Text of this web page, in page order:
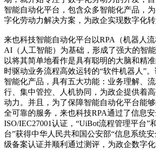
智能自动化平台，包含众多智能化产品，
字化劳动力解决方案，为政企实现数字化转
来也科技智能自动化平台以RPA（机器人
AI（人工智能）为基础，形成了强大的智
以将其简单地看作是具有聪明的大脑和精
时驱动业务流程高效运转的“软件机器人”
智能化产品，具有五大功能：业务理解、
行、集中管控、人机协同，为政企提供着
动力。并且，为了保障智能自动化平台能
全可靠的服务，来也科技RPA通过了信息
ISO/IEC27001认证，“UiBot流程管理平台”
台”获得中华人民共和国公安部“信息系统
级备案认证并顺利通过测评，为政企数字化